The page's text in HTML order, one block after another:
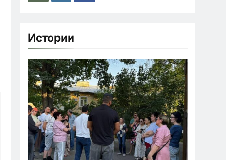
Истории